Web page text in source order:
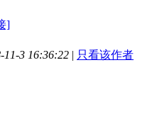
]
11-3 16:36:22 | 只看该作者